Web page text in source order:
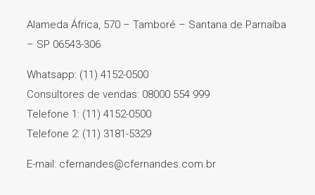
Alameda África, 570 – Tamboré – Santana de Parnaíba
– SP 06543-306
Whatsapp: (11) 4152-0500
Consultores de vendas: 08000 554 999
Telefone 1: (11) 4152-0500
Telefone 2: (11) 3181-5329
E-mail: cfernandes@cfernandes.com.br